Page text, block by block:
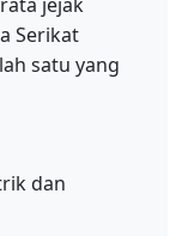
Serikat
satu yang
dan